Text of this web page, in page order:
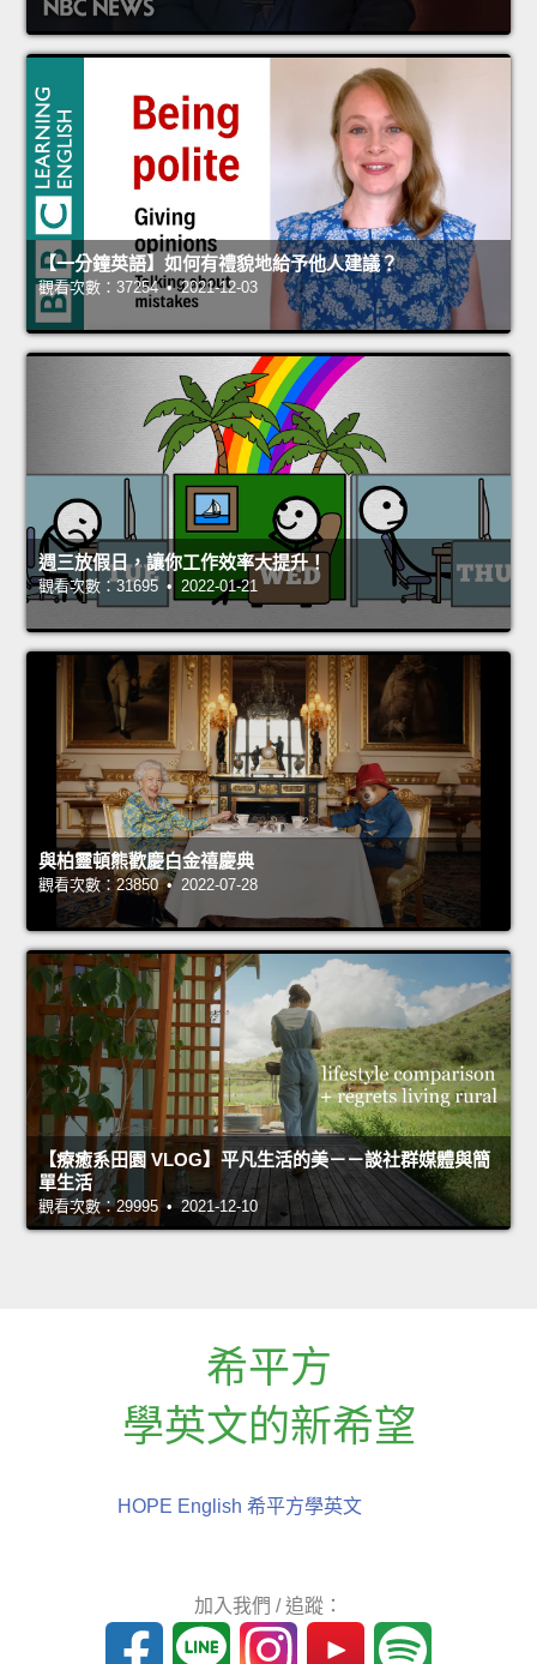
【一分鐘英語】如何有禮貌地給予他人建議？
觀看次數：37254 • 2021-12-03
週三放假日，讓你工作效率大提升！
觀看次數：31695 • 2022-01-21
與柏靈頓熊歡慶白金禧慶典
觀看次數：23850 • 2022-07-28
【療癒系田園 VLOG】平凡生活的美－－談社群媒體與簡
單生活
觀看次數：29995 • 2021-12-10
希平方
學英文的新希望
HOPE English 希平方學英文
加入我們 / 追蹤：